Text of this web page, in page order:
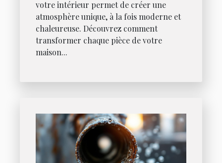
votre intérieur permet de créer une
atmosphère unique, à la fois moderne et
chaleureuse. Découvrez comment
transformer chaque pièce de votre
maison...